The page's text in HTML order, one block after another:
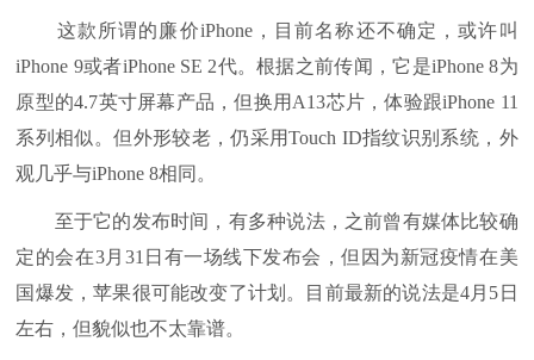
这款所谓的廉价iPhone，目前名称还不确定，或许叫
iPhone 9或者iPhone SE 2代。根据之前传闻，它是iPhone 8为
原型的4.7英寸屏幕产品，但换用A13芯片，体验跟iPhone 11
系列相似。但外形较老，仍采用Touch ID指纹识别系统，外
观几乎与iPhone 8相同。
至于它的发布时间，有多种说法，之前曾有媒体比较确
定的会在3月31日有一场线下发布会，但因为新冠疫情在美
国爆发，苹果很可能改变了计划。目前最新的说法是4月5日
左右，但貌似也不太靠谱。